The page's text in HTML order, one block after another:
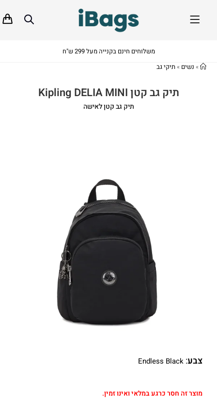
משלוחים חינם בקנייה מעל 299 ש"ח
» נשים »תיקי גב
תיק גב קטן Kipling DELIA MINI
תיק גב קטן לאישה
צבע:
Endless Black
מוצר זה חסר כרגע במלאי ואינו זמין.